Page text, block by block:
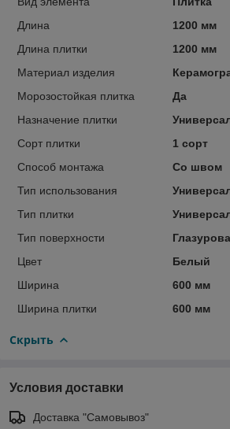
Длина
1200 мм
Длина плитки
1200 мм
Материал изделия
Морозостойкая плитка
Да
Назначение плитки
Сорт плитки
1 сорт
Способ монтажа
Со швом
Тип использования
Тип плитки
Тип поверхности
Цвет
Белый
Ширина
600 мм
Ширина плитки
600 мм
Скрыть
Условия доставки
Доставка "Самовывоз"